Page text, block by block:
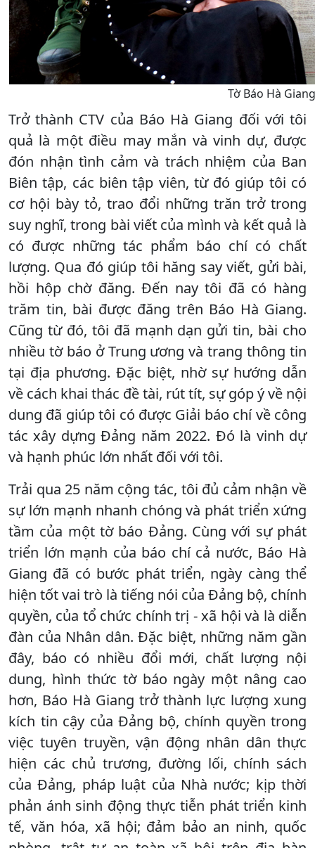
Tờ Báo Hà
Trở thành CTV của Báo Hà Giang đối với tôi
quả là một điều may mắn và vinh dự, được
đón nhận tình cảm và trách nhiệm của Ban
Biên tập, các biên tập viên, từ đó giúp tôi có
cơ hội bày tỏ, trao đổi những trăn trở trong
suy nghĩ, trong bài viết của mình và kết quả là
có được những tác phẩm báo chí có chất
lượng. Qua đó giúp tôi hăng say viết, gửi bài,
hồi hộp chờ đăng. Đến nay tôi đã có hàng
trăm tin, bài được đăng trên Báo Hà Giang.
Cũng từ đó, tôi đã mạnh dạn gửi tin, bài cho
nhiều tờ báo ở Trung ương và trang thông tin
tại địa phương. Đặc biệt, nhờ sự hướng dẫn
về cách khai thác đề tài, rút tít, sự góp ý về nội
dung đã giúp tôi có được Giải báo chí về công
tác xây dựng Đảng năm 2022. Đó là vinh dự
và hạnh phúc lớn nhất đối với tôi.
Trải qua 25 năm cộng tác, tôi đủ cảm nhận về
sự lớn mạnh nhanh chóng và phát triển xứng
tầm của một tờ báo Đảng. Cùng với sự phát
triển lớn mạnh của báo chí cả nước, Báo Hà
Giang đã có bước phát triển, ngày càng thể
hiện tốt vai trò là tiếng nói của Đảng bộ, chính
quyền, của tổ chức chính trị - xã hội và là diễn
đàn của Nhân dân. Đặc biệt, những năm gần
đây, báo có nhiều đổi mới, chất lượng nội
dung, hình thức tờ báo ngày một nâng cao
hơn, Báo Hà Giang trở thành lực lượng xung
kích tin cậy của Đảng bộ, chính quyền trong
việc tuyên truyền, vận động nhân dân thực
hiện các chủ trương, đường lối, chính sách
của Đảng, pháp luật của Nhà nước; kịp thời
phản ánh sinh động thực tiễn phát triển kinh
tế, văn hóa, xã hội; đảm bảo an ninh, quốc